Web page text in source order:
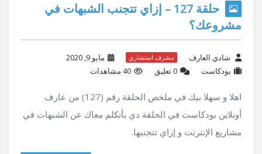
حلقة 127 – إزاي تتجنب الشبهات في
مشروعك؟
شادي العارف مشرف استشاري
مايو 9, 2020
بودكاست
‫0 تعليق 40 مشاهدات
اهلا و سهلا بيك في ملخص الحلقة رقم (127) من عارف
أونلاين بودكاست في الحلقة دي بأتكلم معاك عن الشبهات في
مشاريع الإنترنت و إزاي تتجنبها.